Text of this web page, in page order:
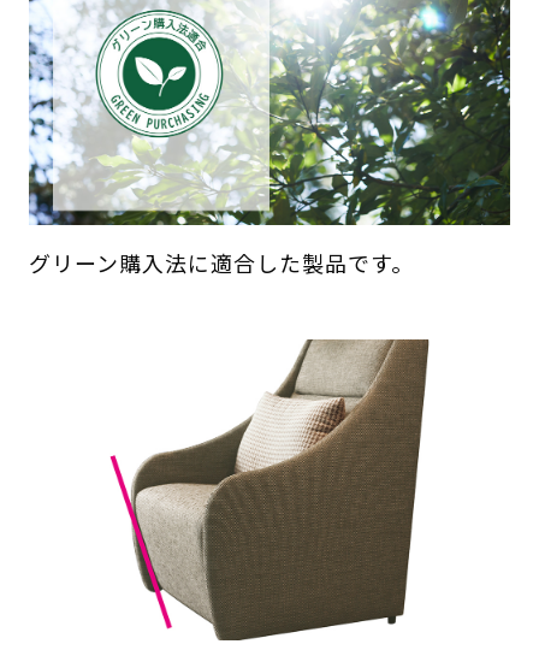
グリーン購入法に適合した製品です。